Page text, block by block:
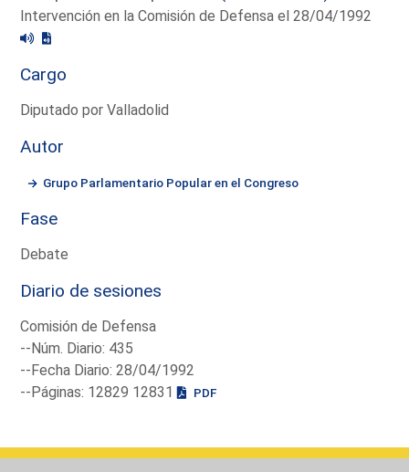
Intervención en la Comisión de Defensa el 28/04/1992
Cargo
Diputado por Valladolid
Autor
Grupo Parlamentario Popular en el Congreso
Fase
Debate
Diario de sesiones
Comisión de Defensa
--Núm. Diario: 435
--Fecha Diario: 28/04/1992
--Páginas: 12829 12831
PDF